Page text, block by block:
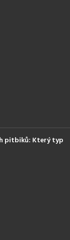
pitbiků: Který typ